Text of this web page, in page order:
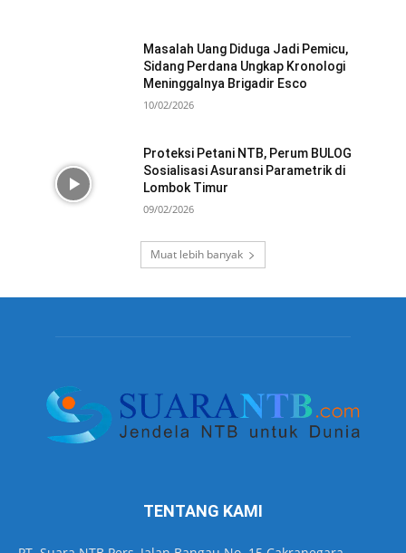
Masalah Uang Diduga Jadi Pemicu,
Sidang Perdana Ungkap Kronologi
Meninggalnya Brigadir Esco
10/02/2026
Proteksi Petani NTB, Perum BULOG
Sosialisasi Asuransi Parametrik di
Lombok Timur
09/02/2026
Muat lebih banyak
TENTANG KAMI